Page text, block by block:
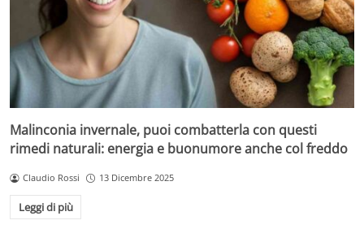
Malinconia invernale, puoi combatterla con questi
rimedi naturali: energia e buonumore anche col freddo
Claudio Rossi 13 Dicembre 2025
Leggi di più